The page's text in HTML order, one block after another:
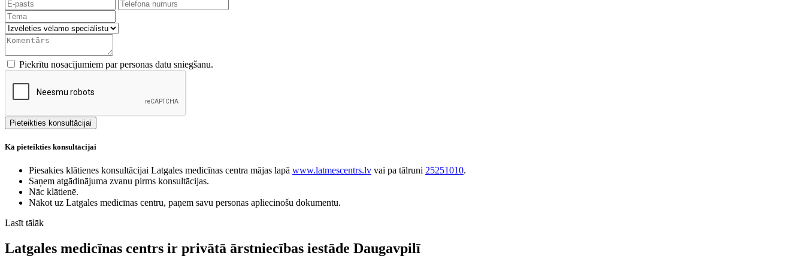
Piekrītu nosacījumiem par personas datu sniegšanu.
Kā pieteikties konsultācijai
Piesakies klātienes konsultācijai Latgales medicīnas centra mājas lapā www.latmescentrs.lv vai pa tālruni 25251010.
Saņem atgādinājuma zvanu pirms konsultācijas.
Nāc klātienē.
Nākot uz Latgales medicīnas centru, paņem savu personas apliecinošu dokumentu.
Lasīt tālāk
Latgales medicīnas centrs ir privātā ārstniecības iestāde Daugavpilī